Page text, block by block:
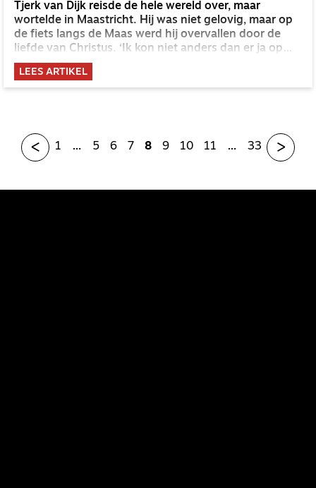
Tjerk van Dijk reisde de hele wereld over, maar
wortelde in Maastricht. Hij was niet gelovig, maar op
de fiets langs de Maas werd hij overvallen door de
liefde van Christus. ‘Ik kon niet anders dan er ja op
zeggen.’ Sindsdien deelt hij in de gemeenschap VIND
zijn leven met ‘de zoekende Nederlander die ik zelf
was’.
LEES ARTIKEL
< 1 … 5 6 7 8 9 10 11 … 33 >